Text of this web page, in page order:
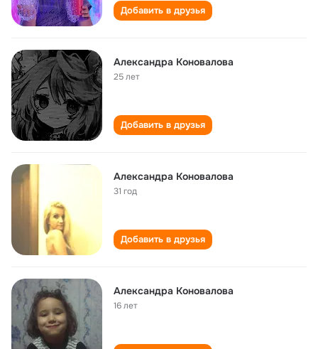
Добавить в друзья
Александра Коновалова
25 лет
Добавить в друзья
Александра Коновалова
31 год
Добавить в друзья
Александра Коновалова
16 лет